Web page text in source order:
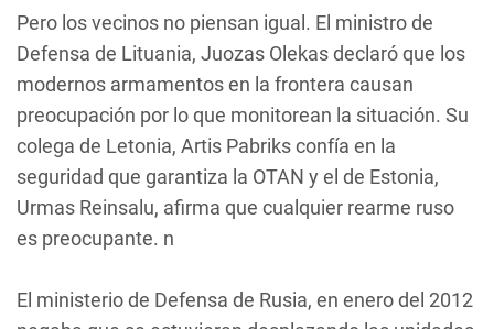
Pero los vecinos no piensan igual. El ministro de
Defensa de Lituania, Juozas Olekas declaró que los
modernos armamentos en la frontera causan
preocupación por lo que monitorean la situación. Su
colega de Letonia, Artis Pabriks confía en la
seguridad que garantiza la OTAN y el de Estonia,
Urmas Reinsalu, afirma que cualquier rearme ruso
es preocupante. n
El ministerio de Defensa de Rusia, en enero del 2012